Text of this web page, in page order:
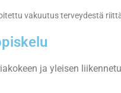
vakuutus terveydestä
ja yleisen